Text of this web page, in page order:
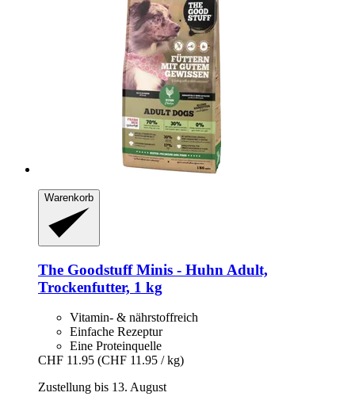
Warenkorb
The GoodstuffMinis -​ Huhn Adult,
Trockenfutter, 1 kg
Vitamin- & nährstoffreich
Einfache Rezeptur
Eine Proteinquelle
CHF 11.95 (CHF 11.95 / kg)
Zustellung bis 13. August